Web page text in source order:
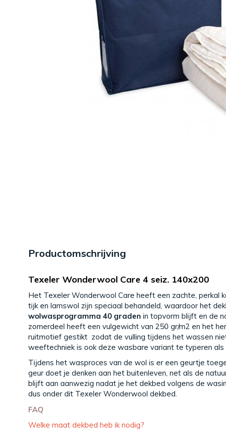
Productomschrijving
Texeler Wonderwool Care 4 seiz. 140x200
Het Texeler Wonderwool Care heeft een zachte, perkal
tijk en lamswol zijn speciaal behandeld, waardoor het
wolwasprogramma 40 graden in topvorm blijft en de
zomerdeel heeft een vulgewicht van 250 gr/m2 en het
ruitmotief gestikt zodat de vulling tijdens het wassen
weeftechniek is ook deze wasbare variant te typeren als
Tijdens het wasproces van de wol is er een geurtje
geur doet je denken aan het buitenleven, net als de
blijft aan aanwezig nadat je het dekbed volgens de
dus onder dit Texeler Wonderwool dekbed.
FAQ
Welke maat dekbed heb ik nodig?